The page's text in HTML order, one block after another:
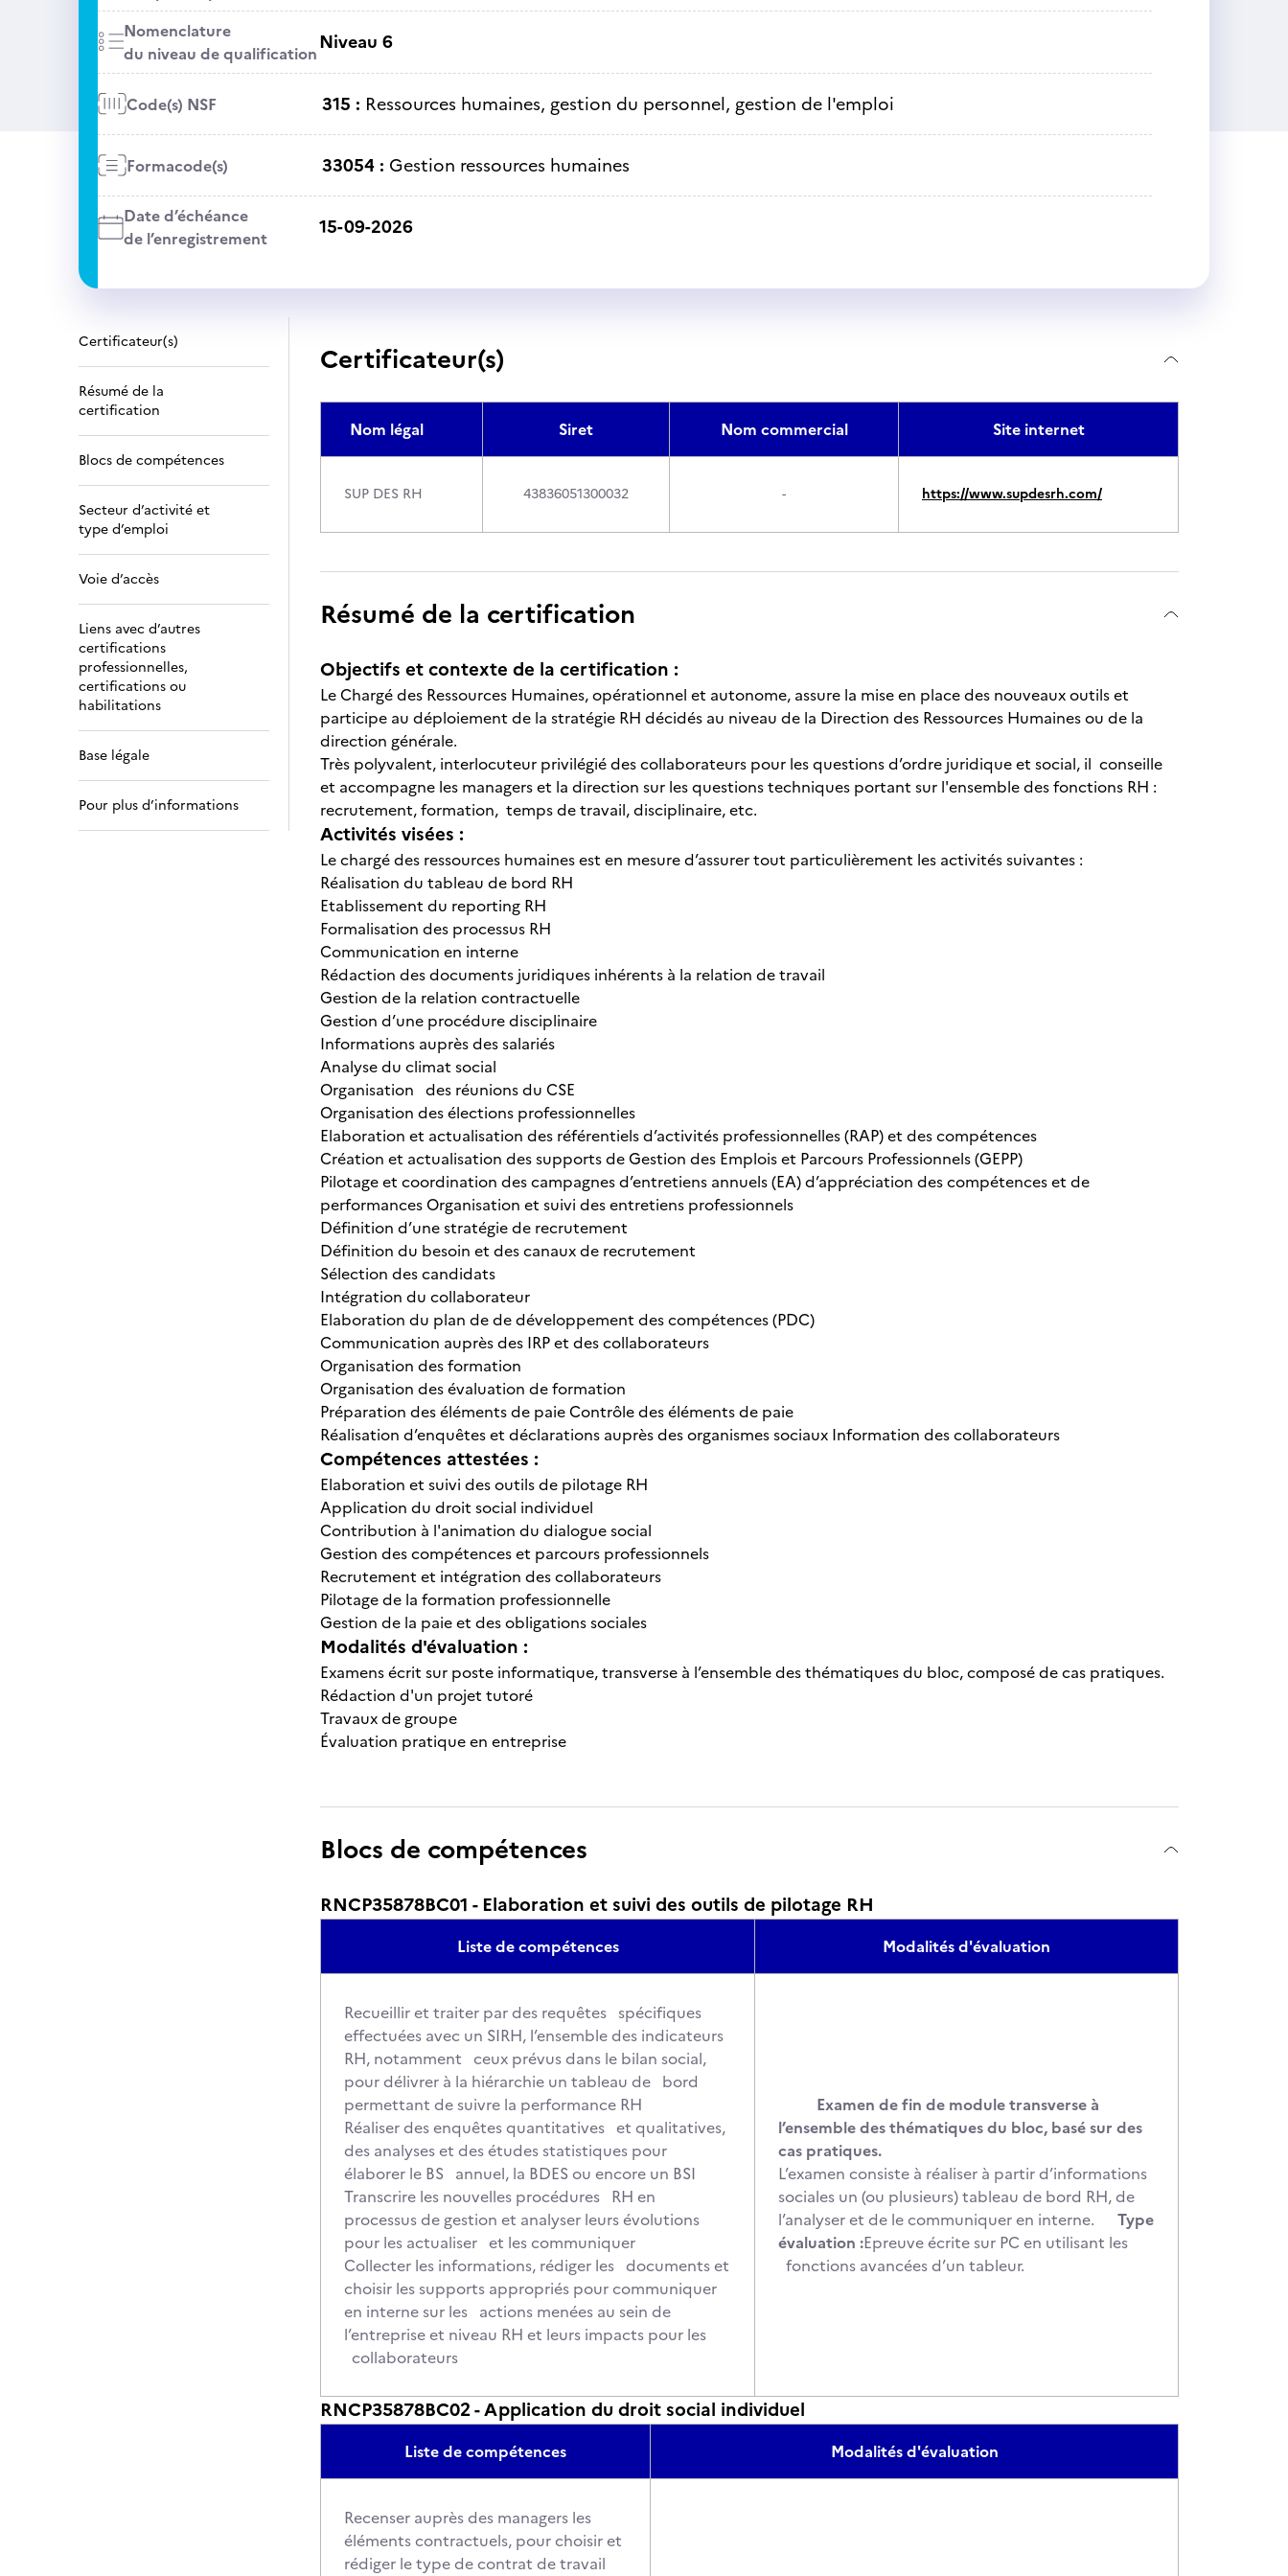
Nomenclature
du niveau de qualificationNiveau 6
Code(s) NSF 315 : Ressources humaines, gestion du personnel, gestion de l'emploi
Formacode(s) 33054 : Gestion ressources humaines
Date d’échéance
de l’enregistrement
15-09-2026
Certificateur(s)
Résumé de la
certification
Blocs de compétences
Secteur d’activité et
type d’emploi
Voie d’accès
Liens avec d’autres
certifications
professionnelles,
certifications ou
habilitations
Base légale
Pour plus d’informations
Certificateur(s)
Nom légal Siret Nom commercial Site internet
SUP DES RH 43836051300032 - https://www.supdesrh.com/
Résumé de la certification
Objectifs et contexte de la certification :
Le Chargé des Ressources Humaines, opérationnel et autonome, assure la mise en place des nouveaux outils et
participe au déploiement de la stratégie RH décidés au niveau de la Direction des Ressources Humaines ou de la
direction générale.
Très polyvalent, interlocuteur privilégié des collaborateurs pour les questions d’ordre juridique et social, il conseille
et accompagne les managers et la direction sur les questions techniques portant sur l'ensemble des fonctions RH :
recrutement, formation, temps de travail, disciplinaire, etc.
Activités visées :
Le chargé des ressources humaines est en mesure d’assurer tout particulièrement les activités suivantes :
Réalisation du tableau de bord RH
Etablissement du reporting RH
Formalisation des processus RH
Communication en interne
Rédaction des documents juridiques inhérents à la relation de travail
Gestion de la relation contractuelle
Gestion d’une procédure disciplinaire
Informations auprès des salariés
Analyse du climat social
Organisation des réunions du CSE
Organisation des élections professionnelles
Elaboration et actualisation des référentiels d’activités professionnelles (RAP) et des compétences
Création et actualisation des supports de Gestion des Emplois et Parcours Professionnels (GEPP)
Pilotage et coordination des campagnes d’entretiens annuels (EA) d’appréciation des compétences et de
performances Organisation et suivi des entretiens professionnels
Définition d’une stratégie de recrutement
Définition du besoin et des canaux de recrutement
Sélection des candidats
Intégration du collaborateur
Elaboration du plan de de développement des compétences (PDC)
Communication auprès des IRP et des collaborateurs
Organisation des formation
Organisation des évaluation de formation
Préparation des éléments de paie Contrôle des éléments de paie
Réalisation d’enquêtes et déclarations auprès des organismes sociaux Information des collaborateurs
Compétences attestées :
Elaboration et suivi des outils de pilotage RH
Application du droit social individuel
Contribution à l'animation du dialogue social
Gestion des compétences et parcours professionnels
Recrutement et intégration des collaborateurs
Pilotage de la formation professionnelle
Gestion de la paie et des obligations sociales
Modalités d'évaluation :
Examens écrit sur poste informatique, transverse à l’ensemble des thématiques du bloc, composé de cas pratiques.
Rédaction d'un projet tutoré
Travaux de groupe
Évaluation pratique en entreprise
Blocs de compétences
RNCP35878BC01 - Elaboration et suivi des outils de pilotage RH
Liste de compétences Modalités d'évaluation
Recueillir et traiter par des requêtes spécifiques
effectuées avec un SIRH, l’ensemble des indicateurs
RH, notamment ceux prévus dans le bilan social,
pour délivrer à la hiérarchie un tableau de bord
permettant de suivre la performance RH
Réaliser des enquêtes quantitatives et qualitatives,
des analyses et des études statistiques pour
élaborer le BS annuel, la BDES ou encore un BSI
Transcrire les nouvelles procédures RH en
processus de gestion et analyser leurs évolutions
pour les actualiser et les communiquer
Collecter les informations, rédiger les documents et
choisir les supports appropriés pour communiquer
en interne sur les actions menées au sein de
l’entreprise et niveau RH et leurs impacts pour les
collaborateurs
Examen de fin de module transverse à
l’ensemble des thématiques du bloc, basé sur des
cas pratiques.
L’examen consiste à réaliser à partir d’informations
sociales un (ou plusieurs) tableau de bord RH, de
l’analyser et de le communiquer en interne. Type
évaluation :Epreuve écrite sur PC en utilisant les
fonctions avancées d’un tableur.
RNCP35878BC02 - Application du droit social individuel
Liste de compétences Modalités d'évaluation
Recenser auprès des managers les
éléments contractuels, pour choisir et
rédiger le type de contrat de travail